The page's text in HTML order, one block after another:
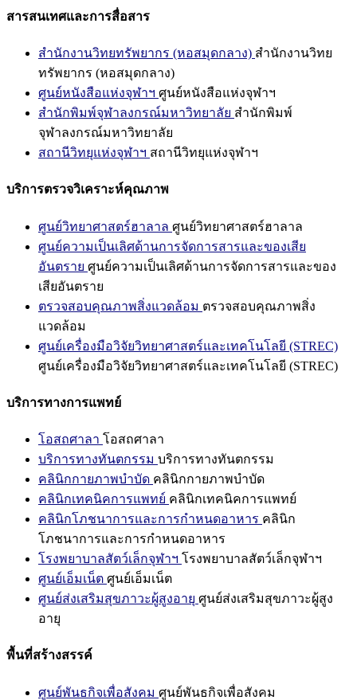
สารสนเทศและการสื่อสาร
สำนักงานวิทยทรัพยากร (หอสมุดกลาง) สำนักงานวิทย
ทรัพยากร (หอสมุดกลาง)
ศูนย์หนังสือแห่งจุฬาฯ ศูนย์หนังสือแห่งจุฬาฯ
สำนักพิมพ์จุฬาลงกรณ์มหาวิทยาลัย สำนักพิมพ์
จุฬาลงกรณ์มหาวิทยาลัย
สถานีวิทยุแห่งจุฬาฯ สถานีวิทยุแห่งจุฬาฯ
บริการตรวจวิเคราะห์คุณภาพ
ศูนย์วิทยาศาสตร์ฮาลาล ศูนย์วิทยาศาสตร์ฮาลาล
ศูนย์ความเป็นเลิศด้านการจัดการสารและของเสีย
อันตราย ศูนย์ความเป็นเลิศด้านการจัดการสารและของ
เสียอันตราย
ตรวจสอบคุณภาพสิ่งแวดล้อม ตรวจสอบคุณภาพสิ่ง
แวดล้อม
ศูนย์เครื่องมือวิจัยวิทยาศาสตร์และเทคโนโลยี (STREC)
ศูนย์เครื่องมือวิจัยวิทยาศาสตร์และเทคโนโลยี (STREC)
บริการทางการแพทย์
โอสถศาลา โอสถศาลา
บริการทางทันตกรรม บริการทางทันตกรรม
คลินิกกายภาพบำบัด คลินิกกายภาพบำบัด
คลินิกเทคนิคการแพทย์ คลินิกเทคนิคการแพทย์
คลินิกโภชนาการและการกำหนดอาหาร คลินิก
โภชนาการและการกำหนดอาหาร
โรงพยาบาลสัตว์เล็กจุฬาฯ โรงพยาบาลสัตว์เล็กจุฬาฯ
ศูนย์เอ็มเน็ต ศูนย์เอ็มเน็ต
ศูนย์ส่งเสริมสุขภาวะผู้สูงอายุ ศูนย์ส่งเสริมสุขภาวะผู้สูง
อายุ
พื้นที่สร้างสรรค์
ศูนย์พันธกิจเพื่อสังคม ศูนย์พันธกิจเพื่อสังคม